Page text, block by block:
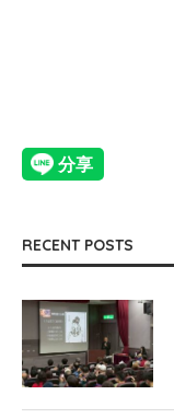
RECENT POSTS